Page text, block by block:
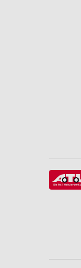
Nicht-IAB-
Notwendig